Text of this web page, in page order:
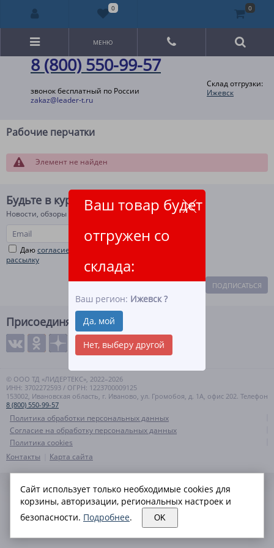
8 (800) 550-99-57
звонок бесплатный по России
zakaz@leader-t.ru
Склад отгрузки:
Ижевск
Ваш товар будет
отгружен со
склада:
Ваш регион: Ижевск ?
Да, мой
Нет, выберу другой
МЕНЮ
Рабочие перчатки
Элемент не найден
Будьте в курсе!
Новости, обзоры и акции
Даюсогласие на рекламную и информационную
рассылку
ПОДПИСАТЬСЯ
Присоединяйтесь
© ООО ТД «ЛИДЕРТЕКС», 2022–2026
ИНН: 3702272593 / ОГРН: 1223700009125
153002, Ивановская область, г. Иваново, ул. Громобоя, д. 1А, офис 202. Телефон
8 (800) 550-99-57
Политика обработки персональных данных
Согласие на обработку персональных данных
Политика cookies
Контакты
Карта сайта
0 0
Сайт использует только необходимые cookies для
корзины, авторизации, региональных настроек и
безопасности. Подробнее. OK